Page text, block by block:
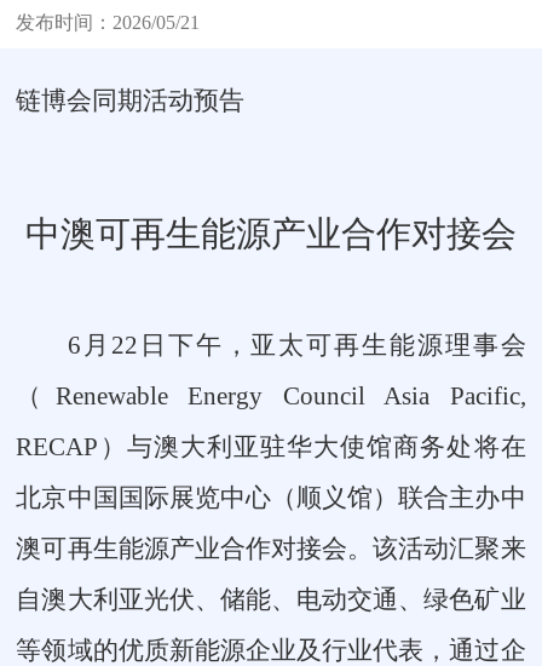
发布时间：2026/05/21
链博会同期活动预告
中澳可再生能源产业合作对接会
6月22日下午，亚太可再生能源理事会
（Renewable Energy Council Asia Pacific,
RECAP）与澳大利亚驻华大使馆商务处将在
北京中国国际展览中心（顺义馆）联合主办中
澳可再生能源产业合作对接会。该活动汇聚来
自澳大利亚光伏、储能、电动交通、绿色矿业
等领域的优质新能源企业及行业代表，通过企